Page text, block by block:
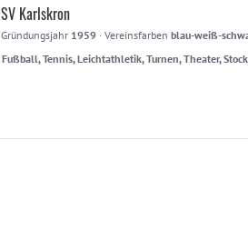
SV Karlskron
Gründungsjahr 1959 · Vereinsfarben blau-weiß-
Fußball, Tennis, Leichtathletik, Turnen, Theater,